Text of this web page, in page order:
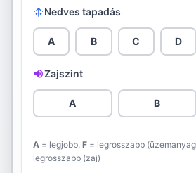
Debica
Diamondback
Diplomat
Double Star
Dunlop
Evergreen
Nedves tapadás
A B C D
Zajszint
A B
A = legjobb, F = legrosszabb (üzemanyag
legrosszabb (zaj)